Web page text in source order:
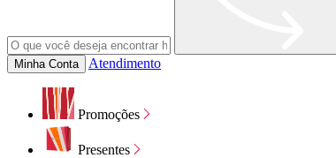
Minha Conta Atendimento
Promoções
Presentes